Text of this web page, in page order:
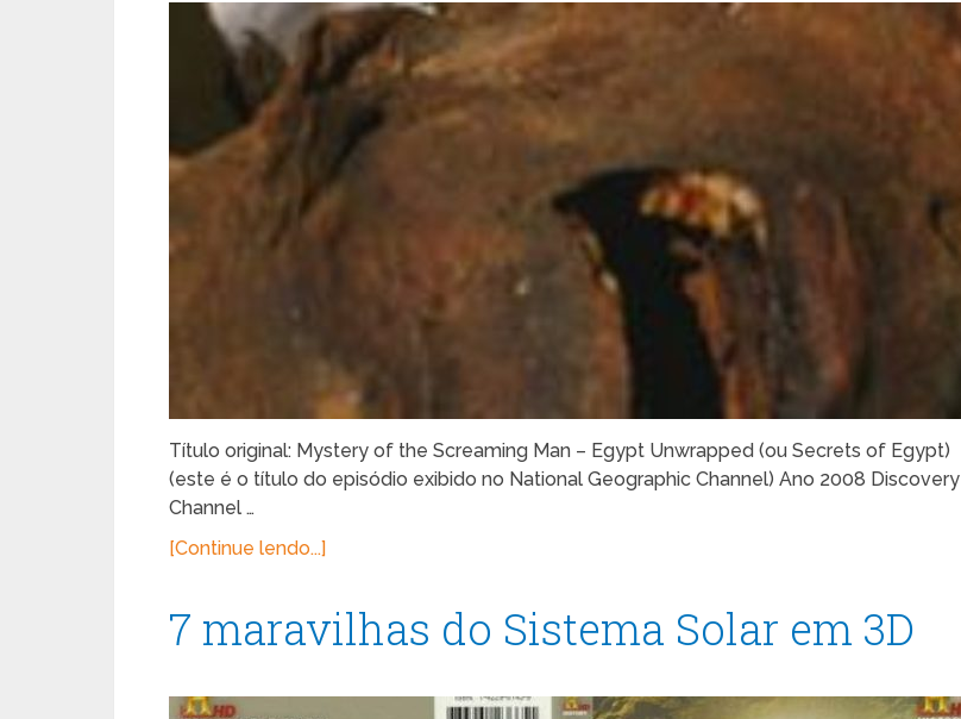
Título original: Mystery of the Screaming Man – Egypt Unwrapped (ou Secrets of Egypt)
(este é o título do episódio exibido no National Geographic Channel) Ano 2008 Discovery
Channel …
[Continue lendo...]
7 maravilhas do Sistema Solar em 3D